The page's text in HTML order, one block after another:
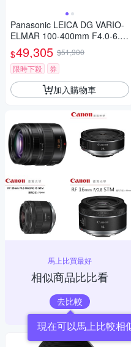
Panasonic LEICA DG VARIO-
ELMAR 100-400mm F4.0-6.3
II ASPH.POWER O.I.S. 超長焦
變焦鏡頭 公司貨 H-RSA10040
0G
$49,305 $51,900
限時下殺
券
加入購物車
馬上比買最好
相似商品比比看
去比較
現在可以馬上比較相